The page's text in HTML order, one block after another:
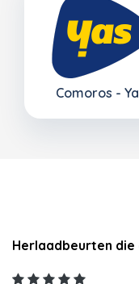
Comoros -
Herlaadbeurten